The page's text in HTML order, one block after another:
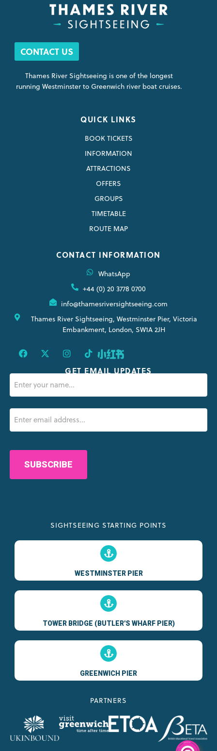
CONTACT US
Thames River Sightseeing is one of the longest
running Westminster to Greenwich river boat cruises.
QUICK LINKS
BOOK TICKETS
INFORMATION
ATTRACTIONS
OFFERS
GROUPS
TIMETABLE
ROUTE MAP
CONTACT INFORMATION
WhatsApp
+44 (0) 20 3778 0700
info@thamesriversightseeing.com
Thames River Sightseeing, Westminster Pier, Victoria
Embankment, London, SW1A 2JH
GET EMAIL UPDATES
(Nécessaire)
SIGHTSEEING STARTING POINTS
WESTMINSTER PIER
TOWER BRIDGE (BUTLER'S WHARF PIER)
GREENWICH PIER
PARTNERS